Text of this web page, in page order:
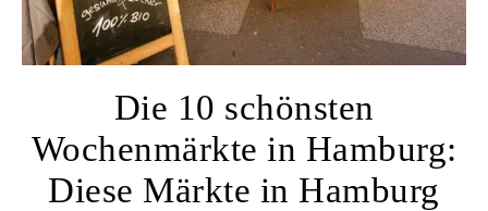
Die 10 schönsten
Wochenmärkte in Hamburg:
Diese Märkte in Hamburg